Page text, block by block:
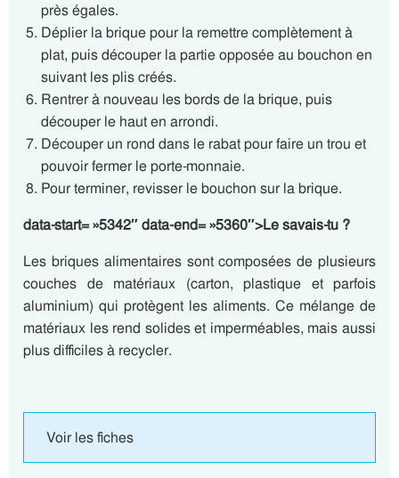
près égales.
Déplier la brique pour la remettre complètement à
plat, puis découper la partie opposée au bouchon en
suivant les plis créés.
Rentrer à nouveau les bords de la brique, puis
découper le haut en arrondi.
Découper un rond dans le rabat pour faire un trou et
pouvoir fermer le porte-monnaie.
Pour terminer, revisser le bouchon sur la brique.
data-start= »5342″ data-end= »5360″>Le savais-tu ?
Les briques alimentaires sont composées de plusieurs
couches de matériaux (carton, plastique et parfois
aluminium) qui protègent les aliments. Ce mélange de
matériaux les rend solides et imperméables, mais aussi
plus difficiles à recycler.
Voir les fiches